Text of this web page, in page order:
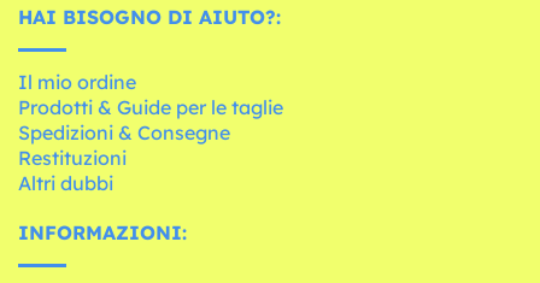
HAI BISOGNO DI AIUTO?:
Il mio ordine
Prodotti & Guide per le taglie
Spedizioni & Consegne
Restituzioni
Altri dubbi
INFORMAZIONI: